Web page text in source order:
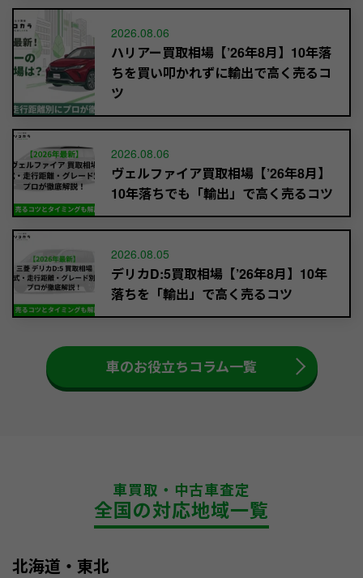
2026.08.06
ハリアー買取相場【’26年8月】10年落
ちを買い叩かれずに輸出で高く売るコ
ツ
2026.08.06
ヴェルファイア買取相場【’26年8月】
10年落ちでも「輸出」で高く売るコツ
2026.08.05
デリカD:5買取相場【’26年8月】10年
落ちを「輸出」で高く売るコツ
車のお役立ちコラム一覧
車買取・中古車査定
全国の対応地域一覧
北海道・東北